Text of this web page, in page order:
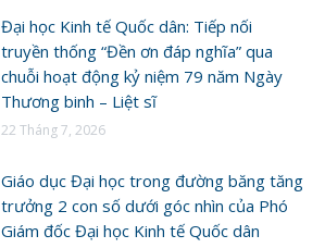
Đại học Kinh tế Quốc dân: Tiếp nối
truyền thống “Đền ơn đáp nghĩa” qua
chuỗi hoạt động kỷ niệm 79 năm Ngày
Thương binh – Liệt sĩ
22 Tháng 7, 2026
Giáo dục Đại học trong đường băng tăng
trưởng 2 con số dưới góc nhìn của Phó
Giám đốc Đại học Kinh tế Quốc dân